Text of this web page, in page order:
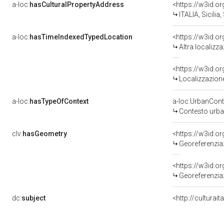
a-loc:hasCulturalPropertyAddress
<https://
ITALIA,
a-loc:hasTimeIndexedTypedLocation
<https://
Altra
<https://
a-loc:hasTypeOfContext
a-
Contesto
clv:hasGeometry
<https://
<https://
dc:subject <http://